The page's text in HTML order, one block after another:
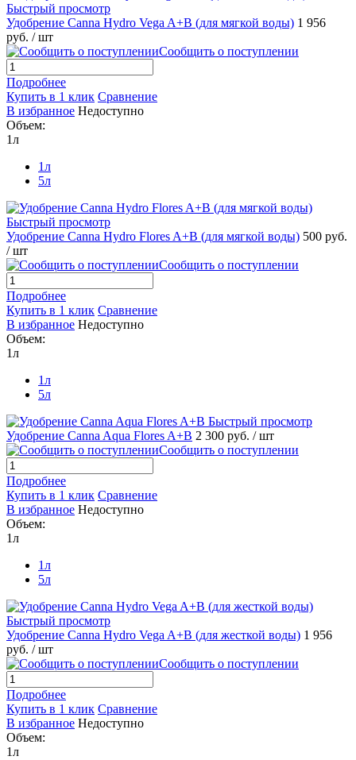
Быстрый просмотр
Удобрение Canna Hydro Vega A+B (для мягкой воды) 1 956
руб. / шт
Сообщить о поступлении
Подробнее
Купить в 1 клик Сравнение
В избранное Недоступно
Объем:
1л
1л
5л
Быстрый просмотр
Удобрение Canna Hydro Flores A+B (для мягкой воды) 500 руб.
/ шт
Сообщить о поступлении
Подробнее
Купить в 1 клик Сравнение
В избранное Недоступно
Объем:
1л
1л
5л
Быстрый просмотр
Удобрение Canna Aqua Flores A+B 2 300 руб. / шт
Сообщить о поступлении
Подробнее
Купить в 1 клик Сравнение
В избранное Недоступно
Объем:
1л
1л
5л
Быстрый просмотр
Удобрение Canna Hydro Vega A+B (для жесткой воды) 1 956
руб. / шт
Сообщить о поступлении
Подробнее
Купить в 1 клик Сравнение
В избранное Недоступно
Объем:
1л